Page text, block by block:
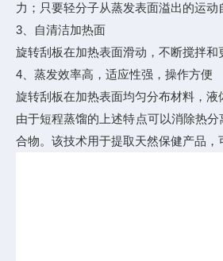
力；只要轻分子从蒸发表面溢出的运
3、自清洁加热面
旋转刮板在加热表面滑动，不断搅拌
4、蒸发效率高，适应性强，操作方便
旋转刮板在加热表面均匀分布材料，
由于短程蒸馏的上述特点可以消除热
合物。该技术用于提取天然保健产品